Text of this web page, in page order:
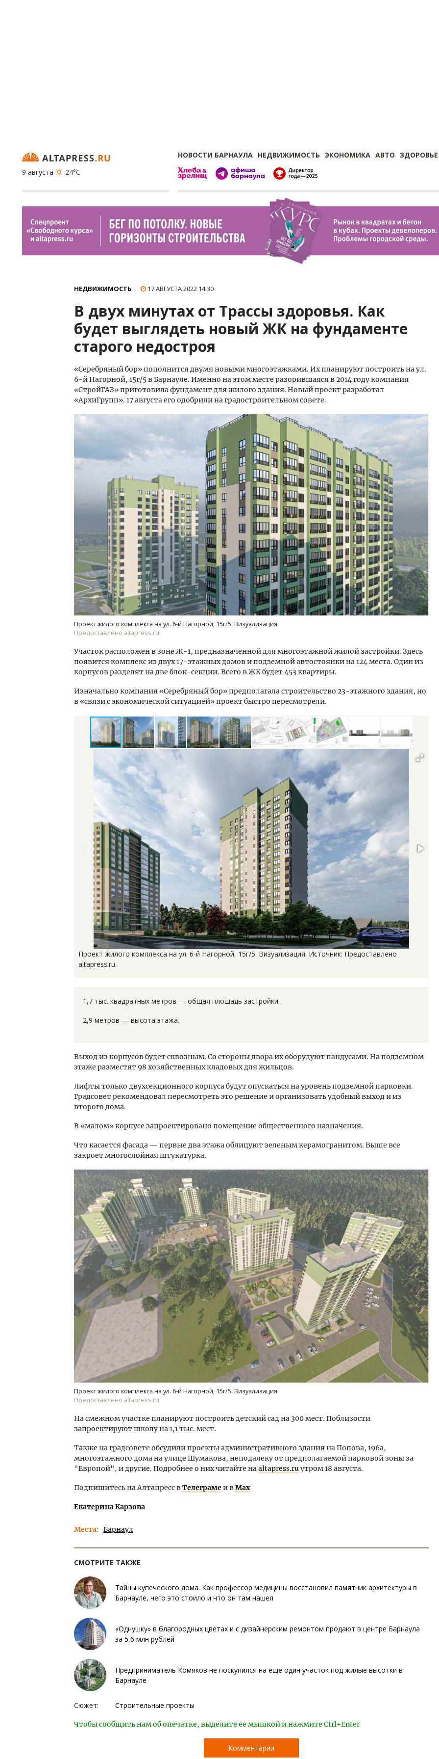
НОВОСТИ БАРНАУЛА НЕДВИЖИМОСТЬ ЭКОНОМИКА АВТО ЗДОРОВЬЕ
9 августа
24°C
НЕДВИЖИМОСТЬ 17 АВГУСТА 2022 14:30
В двух минутах от Трассы здоровья. Как
будет выглядеть новый ЖК на фундаменте
старого недостроя
«Серебряный бор» пополнится двумя новыми многоэтажками. Их планируют построить на ул.
6-й Нагорной, 15г/5 в Барнауле. Именно на этом месте разорившаяся в 2014 году компания
«СтройГАЗ» приготовила фундамент для жилого здания. Новый проект разработал
«АрхиГрупп». 17 августа его одобрили на градостроительном совете.
Проект жилого комплекса на ул. 6-й Нагорной, 15г/5. Визуализация.
Предоставлено altapress.ru.
Участок расположен в зоне Ж-1, предназначенной для многоэтажной жилой застройки. Здесь
появится комплекс из двух 17-этажных домов и подземной автостоянки на 124 места. Один из
корпусов разделят на две блок-секции. Всего в ЖК будет 453 квартиры.
Изначально компания «Серебряный бор» предполагала строительство 23-этажного здания, но
в «связи с экономической ситуацией» проект быстро пересмотрели.
Проект жилого комплекса на ул. 6-й Нагорной, 15г/5. Визуализация. Источник: Предоставлено
altapress.ru.
1,7 тыс. квадратных метров — общая площадь застройки.
2,9 метров — высота этажа.
Выход из корпусов будет сквозным. Со стороны двора их оборудуют пандусами. На подземном
этаже разместят 98 хозяйственных кладовых для жильцов.
Лифты только двухсекционного корпуса будут опускаться на уровень подземной парковки.
Градсовет рекомендовал пересмотреть это решение и организовать удобный выход и из
второго дома.
В «малом» корпусе запроектировано помещение общественного назначения.
Что касается фасада — первые два этажа облицуют зеленым керамогранитом. Выше все
закроет многослойная штукатурка.
Проект жилого комплекса на ул. 6-й Нагорной, 15г/5. Визуализация.
Предоставлено altapress.ru.
На смежном участке планируют построить детский сад на 300 мест. Поблизости
запроектируют школу на 1,1 тыс. мест.
Также на градсовете обсудили проекты административного здания на Попова, 196а,
многоэтажного дома на улице Шумакова, неподалеку от предполагаемой парковой зоны за
"Европой", и другие. Подробнее о них читайте наaltapress.ruутром 18 августа.
Подпишитесь на Алтапресс вТелеграмеи вMax
Екатерина Карзова
Места Барнаул
СМОТРИТЕ ТАКЖЕ
Тайны купеческого дома. Как профессор медицины восстановил памятник архитектуры в
Барнауле, чего это стоило и что он там нашел
«Однушку» в благородных цветах и с дизайнерским ремонтом продают в центре Барнаула
за 5,6 млн рублей
Предприниматель Комяков не поскупился на еще один участок под жилые высотки в
Барнауле
Сюжет: Строительные проекты
Чтобы сообщить нам об опечатке, выделите ее мышкой и нажмите Ctrl+Enter
Комментарии
Ищем новые берега.
«Жилищной инициативы»
Гатилов — о том, как
оставаться на плаву,
штормит
СТРОИТЕЛЬСТВО